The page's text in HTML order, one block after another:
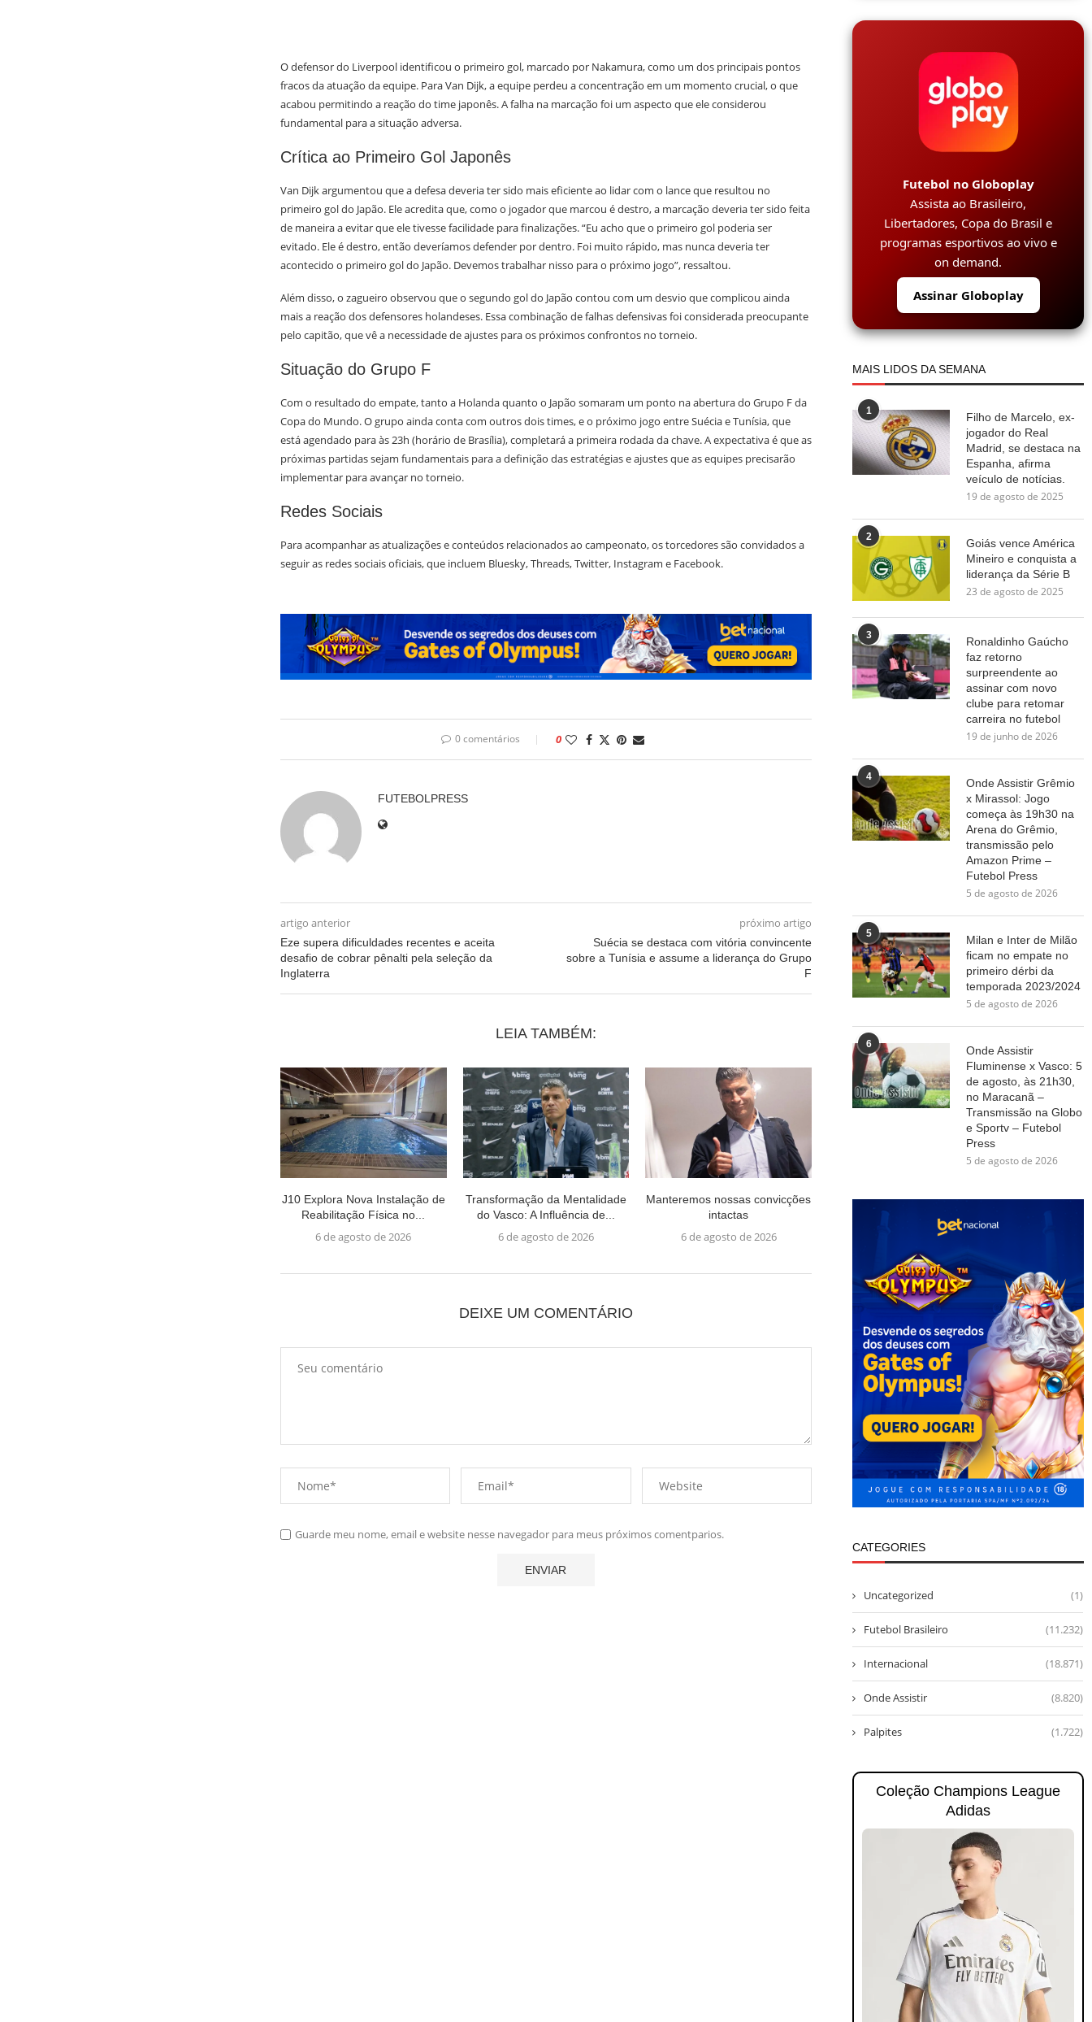
O defensor do Liverpool identificou o primeiro gol, marcado por Nakamura, como um dos principais pontos
fracos da atuação da equipe. Para Van Dijk, a equipe perdeu a concentração em um momento crucial, o que
acabou permitindo a reação do time japonês. A falha na marcação foi um aspecto que ele considerou
fundamental para a situação adversa.
Crítica ao Primeiro Gol Japonês
Van Dijk argumentou que a defesa deveria ter sido mais eficiente ao lidar com o lance que resultou no
primeiro gol do Japão. Ele acredita que, como o jogador que marcou é destro, a marcação deveria ter sido feita
de maneira a evitar que ele tivesse facilidade para finalizações. “Eu acho que o primeiro gol poderia ser
evitado. Ele é destro, então deveríamos defender por dentro. Foi muito rápido, mas nunca deveria ter
acontecido o primeiro gol do Japão. Devemos trabalhar nisso para o próximo jogo”, ressaltou.
Além disso, o zagueiro observou que o segundo gol do Japão contou com um desvio que complicou ainda
mais a reação dos defensores holandeses. Essa combinação de falhas defensivas foi considerada preocupante
pelo capitão, que vê a necessidade de ajustes para os próximos confrontos no torneio.
Situação do Grupo F
Com o resultado do empate, tanto a Holanda quanto o Japão somaram um ponto na abertura do Grupo F da
Copa do Mundo. O grupo ainda conta com outros dois times, e o próximo jogo entre Suécia e Tunísia, que
está agendado para às 23h (horário de Brasília), completará a primeira rodada da chave. A expectativa é que as
próximas partidas sejam fundamentais para a definição das estratégias e ajustes que as equipes precisarão
implementar para avançar no torneio.
Redes Sociais
Para acompanhar as atualizações e conteúdos relacionados ao campeonato, os torcedores são convidados a
seguir as redes sociais oficiais, que incluem Bluesky, Threads, Twitter, Instagram e Facebook.
0 comentários 0
FUTEBOLPRESS
artigo anterior
Eze supera dificuldades recentes e aceita
desafio de cobrar pênalti pela seleção da
Inglaterra
próximo artigo
Suécia se destaca com vitória convincente
sobre a Tunísia e assume a liderança do Grupo
F
LEIA TAMBÉM:
J10 Explora Nova Instalação de
Reabilitação Física no...
6 de agosto de 2026
Transformação da Mentalidade
do Vasco: A Influência de...
6 de agosto de 2026
Manteremos nossas convicções
intactas
6 de agosto de 2026
DEIXE UM COMENTÁRIO
Guarde meu nome, email e website nesse navegador para meus próximos comentparios.
Futebol no Globoplay
Assista ao Brasileiro,
Libertadores, Copa do Brasil e
programas esportivos ao vivo e
on demand.
Assinar Globoplay
MAIS LIDOS DA SEMANA
1
Filho de Marcelo, ex-
jogador do Real
Madrid, se destaca na
Espanha, afirma
veículo de notícias.
19 de agosto de 2025
2
Goiás vence América
Mineiro e conquista a
liderança da Série B
23 de agosto de 2025
3
Ronaldinho Gaúcho
faz retorno
surpreendente ao
assinar com novo
clube para retomar
carreira no futebol
19 de junho de 2026
4
Onde Assistir Grêmio
x Mirassol: Jogo
começa às 19h30 na
Arena do Grêmio,
transmissão pelo
Amazon Prime –
Futebol Press
5 de agosto de 2026
5
Milan e Inter de Milão
ficam no empate no
primeiro dérbi da
temporada 2023/2024
5 de agosto de 2026
6
Onde Assistir
Fluminense x Vasco: 5
de agosto, às 21h30,
no Maracanã –
Transmissão na Globo
e Sportv – Futebol
Press
5 de agosto de 2026
CATEGORIES
Uncategorized (1)
Futebol Brasileiro (11.232)
Internacional (18.871)
Onde Assistir (8.820)
Palpites (1.722)
Coleção Champions League
Adidas